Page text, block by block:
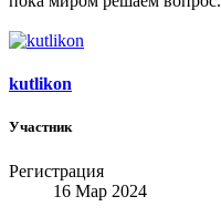
kutlikon
Участник
Регистрация
16 Мар 2024